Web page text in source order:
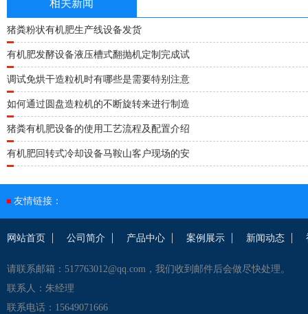
相关新闻
猪粪粉状有机肥生产线设备发货
有机肥发酵设备液压槽式翻抛机定制完成试
调试免烘干造粒机时有哪些是需要特别注意
如何通过圆盘造粒机的不断旋转来进行制造
猪粪有机肥设备的使用工艺流程及配置介绍
有机肥回转式冷却设备马鞍山客户现场的安
友情链接：
网站首页 公司简介 产品中心 案例展示 新闻动态
请联系邮箱：517763012@qq.com，我们收到邮件后会做尽快处理。
联系人：朱经理
联系电话：15649071666